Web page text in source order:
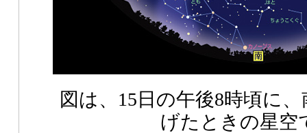
図は、15日の午後8時頃に
げたときの星空